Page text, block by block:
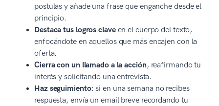
postulas y añade una frase que enganche desde el
principio.
Destaca tus logros claveen el cuerpo del texto,
enfocándote en aquellos que más encajen con la
oferta.
Cierra con un llamado a la acción, reafirmando tu
interés y solicitando una entrevista.
Haz seguimiento: si en una semana no recibes
respuesta, envía un email breve recordando tu